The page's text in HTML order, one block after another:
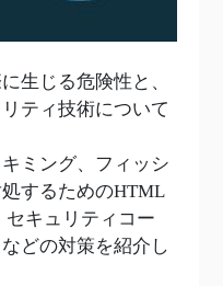
生じる危険性と、
ティ技術について
ミング、フィッシ
するためのHTML
セキュリティコー
どの対策を紹介し